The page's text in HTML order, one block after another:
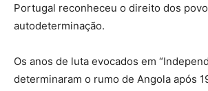
Portugal reconheceu o direito dos
autodeterminação.
Os anos de luta evocados em
determinaram o rumo de Angola após